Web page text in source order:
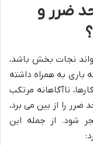
ضرر و
نجات بخش باشد،
باری به همراه داشته
ناآگاهانه مرتکب
را از بین می برد،
شود. از جمله این